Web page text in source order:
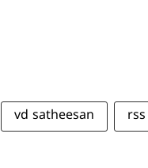
vd satheesan rss